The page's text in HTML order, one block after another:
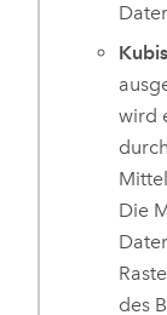
wird
Die
des